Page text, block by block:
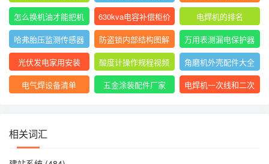
是什么
与制作
指纹
怎么换机油才能把机
油放干净
630kva电容补偿柜价
格
电焊机的排名
哈弗胎压监测传感器
防盗锁内部结构图解
图片
万用表测漏电保护器
短路怎么回事
光伏发电家用安装 酸度计操作规程视频
角磨机外壳配件大全
电气焊设备清单
五金涂装配件厂家
电焊机一次线和二次
相关词汇